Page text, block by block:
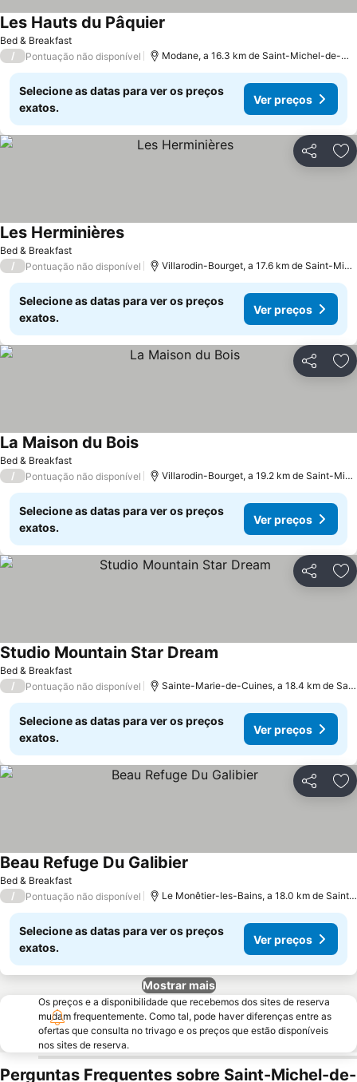
Bed & Breakfast
Les Hauts du Pâquier
/ Pontuação não disponível Modane, a 16.3 km de Saint-Michel-de-
Selecione as datas para ver os preços
exatos.
Ver preços
Partilhar
Bed & Breakfast
Les HerminièresVer preços
/ Pontuação não disponível Villarodin-Bourget, a 17.6 km de Saint-
Selecione as datas para ver os preços
exatos.
Ver preços
Partilhar
Bed & Breakfast
La Maison du BoisVer preços
/ Pontuação não disponível Villarodin-Bourget, a 19.2 km de Saint-
Selecione as datas para ver os preços
exatos.
Ver preços
Partilhar
Bed & Breakfast
Studio Mountain Star Dream
/ Pontuação não disponível Sainte-Marie-de-Cuines, a 18.4 km de
Selecione as datas para ver os preços
exatos.
Ver preços
Partilhar
Bed & Breakfast
Beau Refuge Du Galibier
/ Pontuação não disponível Le Monêtier-les-Bains, a 18.0 km de
Selecione as datas para ver os preços
exatos.
Ver preços
Mostrar mais
Os preços e a disponibilidade que recebemos dos sites de reserva
mudam frequentemente. Como tal, pode haver diferenças entre as
ofertas que consulta no trivago e os preços que estão disponíveis
nos sites de reserva.
Perguntas Frequentes sobre Saint-Michel-de-